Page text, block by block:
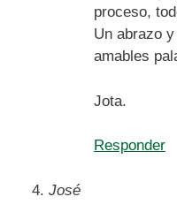
proceso,
Un abrazo
amables
Jota.
Responder
José